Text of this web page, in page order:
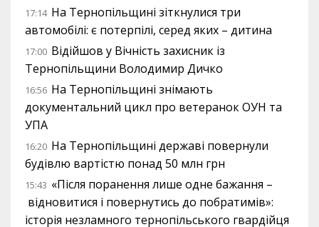
17:14 На Тернопільщині зіткнулися три
автомобілі: є потерпілі, серед яких – дитина
17:00 Відійшов у Вічність захисник із
Тернопільщини Володимир Дичко
16:56 На Тернопільщині знімають
документальний цикл про ветеранок ОУН та
УПА
16:20 На Тернопільщині державі повернули
будівлю вартістю понад 50 млн грн
15:43 «Після поранення лише одне бажання –
відновитися і повернутись до побратимів»:
історія незламного тернопільського гвардійця